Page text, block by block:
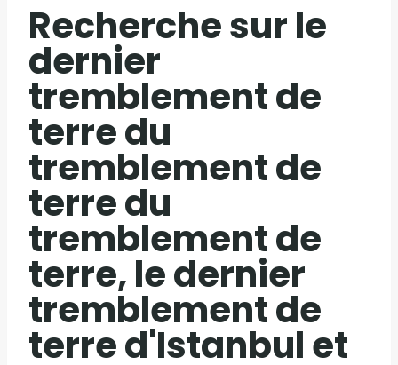
Recherche sur le
dernier
tremblement de
terre du
tremblement de
terre du
tremblement de
terre, le dernier
tremblement de
terre d'Istanbul et